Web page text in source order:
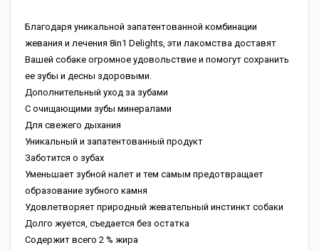
Благодаря уникальной запатентованной комбинации
жевания и лечения 8in1 Delights, эти лакомства доставят
Вашей собаке огромное удовольствие и помогут сохранить
ее зубы и десны здоровыми.
Дополнительный уход за зубами
C очищающими зубы минералами
Для свежего дыхания
Уникальный и запатентованный продукт
Заботится о зубах
Уменьшает зубной налет и тем самым предотвращает
образование зубного камня
Удовлетворяет природный жевательный инстинкт собаки
Долго жуется, съедается без остатка
Содержит всего 2 % жира